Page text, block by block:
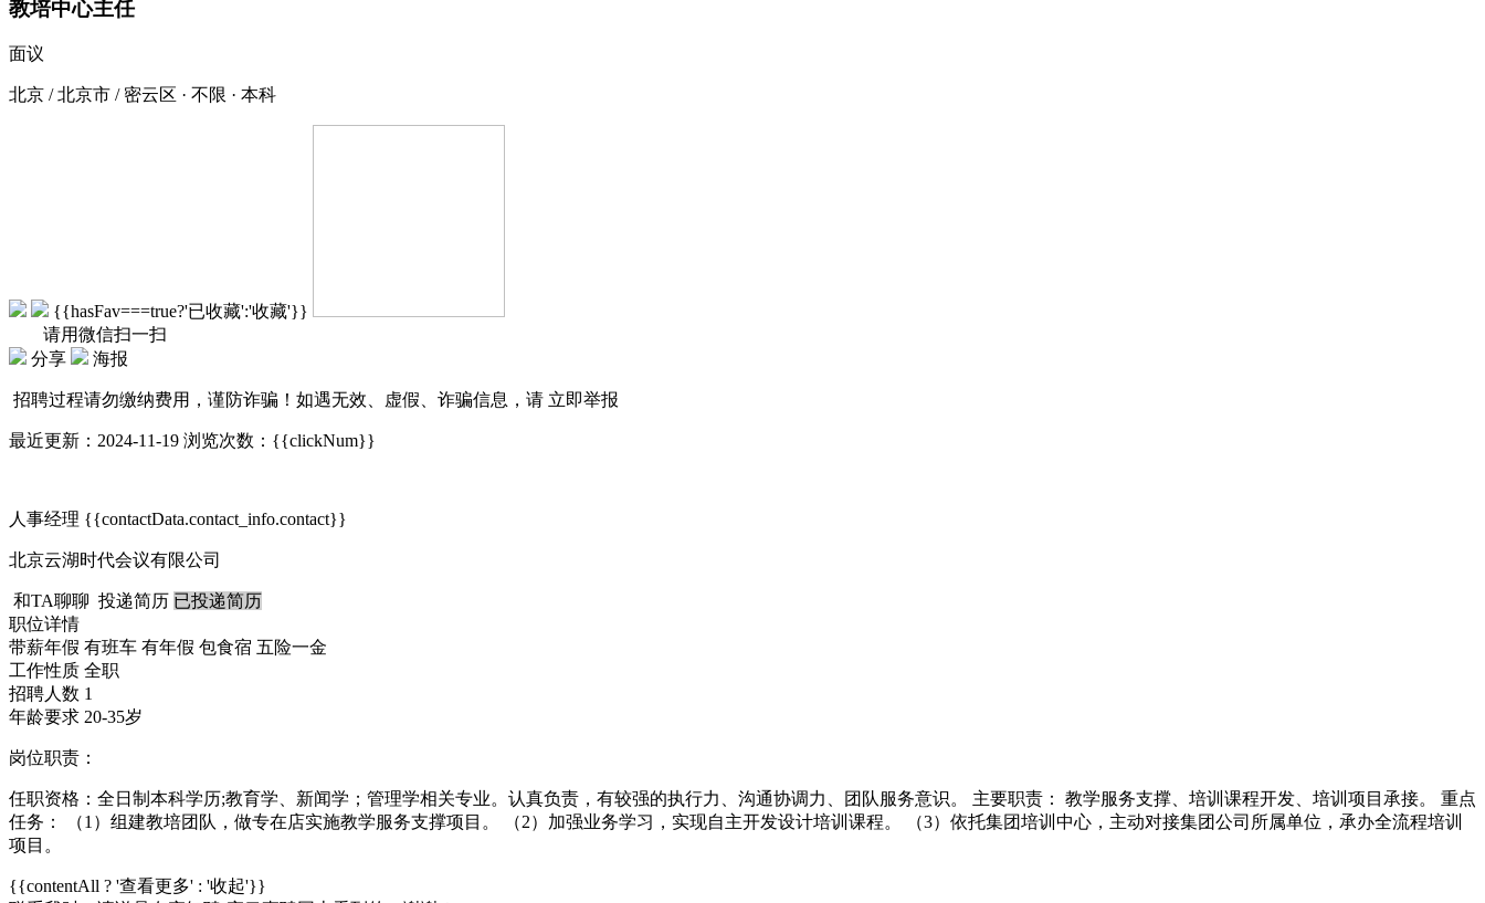
教培中心主任
面议
北京 / 北京市 / 密云区 · 不限 · 本科
{{hasFav===true?'已收藏':'收藏'}}
请用微信扫一扫
分享
海报
招聘过程请勿缴纳费用，谨防诈骗！如遇无效、虚假、诈骗信息，请 立即举报
最近更新：2024-11-19 浏览次数：{{clickNum}}
人事经理 {{contactData.contact_info.contact}}
北京云湖时代会议有限公司
和TA聊聊 投递简历 已投递简历
职位详情
带薪年假 有班车 有年假 包食宿 五险一金
工作性质 全职
招聘人数 1
年龄要求 20-35岁
岗位职责：
任职资格：全日制本科学历;教育学、新闻学；管理学相关专业。认真负责，有较强的执行力、沟通协调力、团队服务意识。 主要职责： 教学服务支撑、培训课程开发、培训项目承接。 重点
任务： （1）组建教培团队，做专在店实施教学服务支撑项目。 （2）加强业务学习，实现自主开发设计培训课程。 （3）依托集团培训中心，主动对接集团公司所属单位，承办全流程培训
项目。
{{contentAll ? '查看更多' : '收起'}}